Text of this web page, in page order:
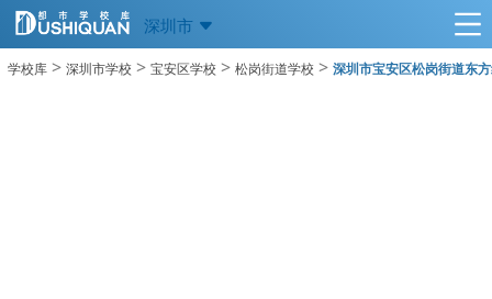
深圳市
学校库 > 深圳市学校 > 宝安区学校 > 松岗街道学校 > 深圳市宝安区松岗街道东